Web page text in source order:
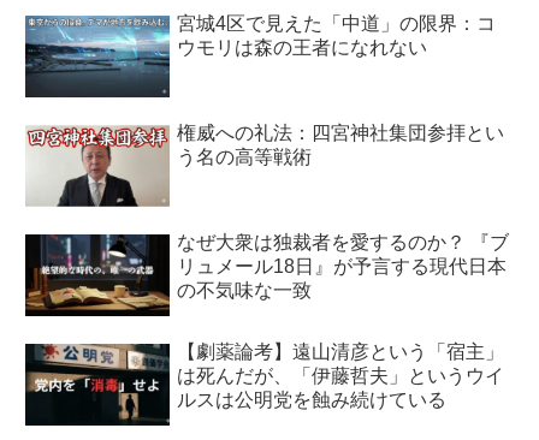
宮城4区で見えた「中道」の限界：コ
ウモリは森の王者になれない
権威への礼法：四宮神社集団参拝とい
う名の高等戦術
なぜ大衆は独裁者を愛するのか？ 『ブ
リュメール18日』が予言する現代日本
の不気味な一致
【劇薬論考】遠山清彦という「宿主」
は死んだが、「伊藤哲夫」というウイ
ルスは公明党を蝕み続けている